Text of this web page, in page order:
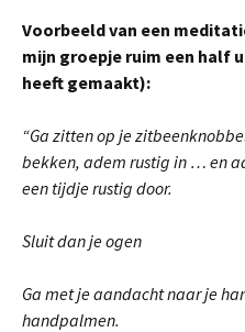
Voorbeeld van een
mijn groepje ruim een half
heeft gemaakt):
“Ga zitten op je
bekken, adem rustig in … en
een tijdje rustig door.
Sluit dan je ogen
Ga met je aandacht naar je
handpalmen.